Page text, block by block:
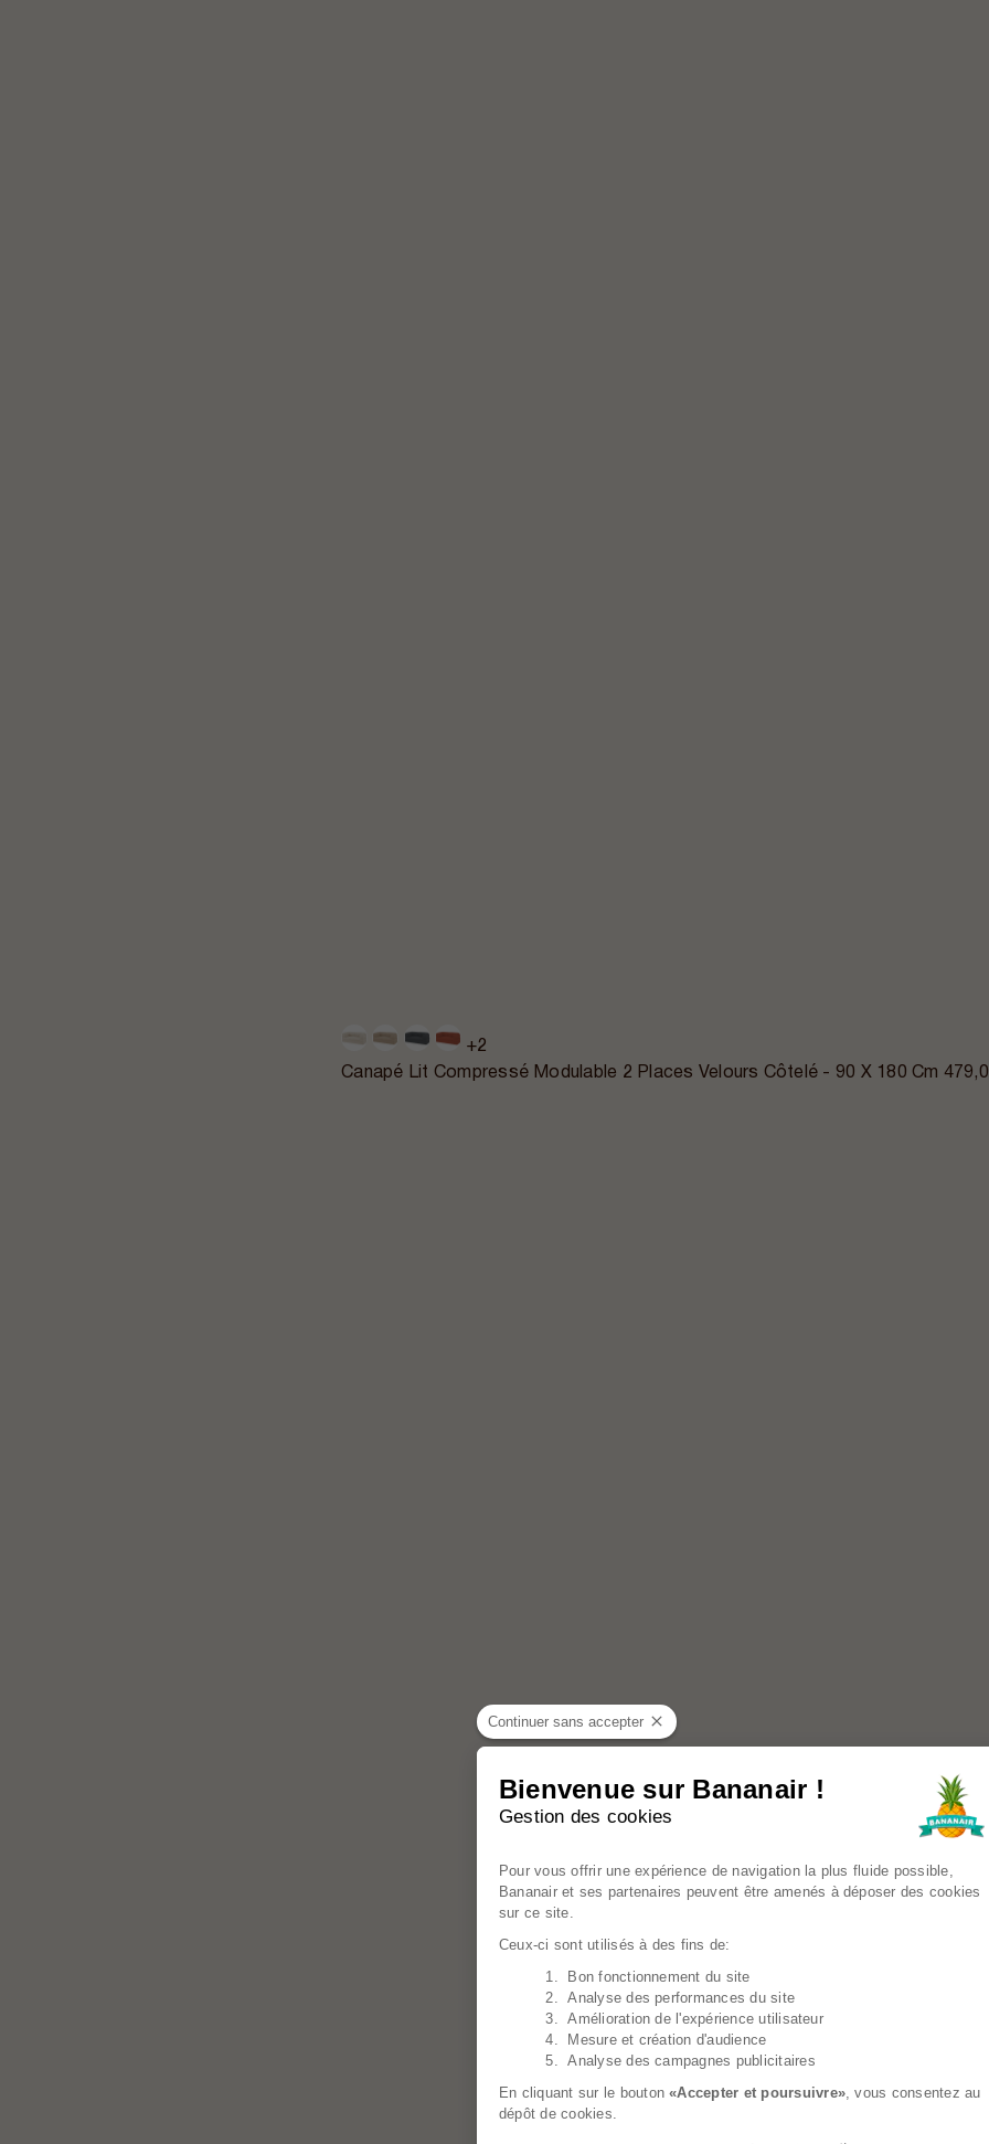
+2
Canapé Lit Compressé Modulable 2 Places Velours Côtelé - 90 X 180 Cm
Continuer sans accepter
Bienvenue sur Bananair !
Gestion des cookies
Plateforme de Gestion du
Pour vous offrir une expérience de navigation la plus fluide possible,
Bananair et ses partenaires peuvent être amenés à déposer des cookies
sur ce site.
Ceux-ci sont utilisés à des fins de:
1. Bon fonctionnement du site
2. Analyse des performances du site
3. Amélioration de l'expérience utilisateur
4. Mesure et création d'audience
5. Analyse des campagnes publicitaires
En cliquant sur le bouton«Accepter et poursuivre» , vous consentez au
dépôt de cookies.
Axeptio consent